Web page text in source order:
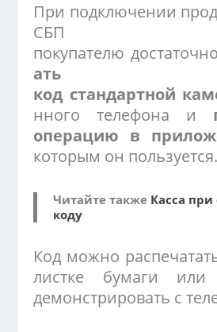
При подключении
СБП
покупателю достаточно
ать
код стандартной
нного телефона и
операцию в
которым он пользуется.
Читайте также Касса при
коду
Код можно
листке бумаги
демонстрировать с